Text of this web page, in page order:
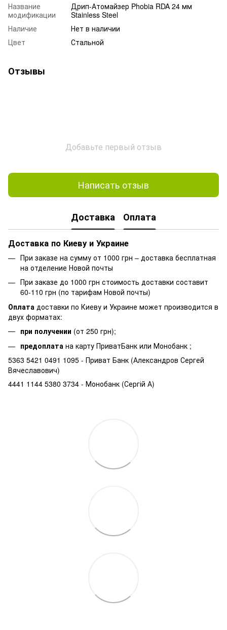
Название
модификации
Дрип-Атомайзер Phobia RDA 24 мм
Stainless Steel
Наличие
Нет в наличии
Цвет
Стальной
Отзывы
Добавьте первый отзыв
Написать отзыв
Доставка Оплата
Доставка по Киеву и Украине
При заказе на сумму от 1000 грн – доставка бесплатная
на отделение Новой почты
При заказе до 1000 грн стоимость доставки составит
60-110 грн (по тарифам Новой почты)
Оплата доставки по Киеву и Украине может производится в
двух форматах:
при получении (от 250 грн);
предоплата на карту ПриватБанк или Монобанк ;
5363 5421 0491 1095 - Приват Банк (Александров Сергей
Вячеславович)
4441 1144 5380 3734 - Монобанк (Сергій А)